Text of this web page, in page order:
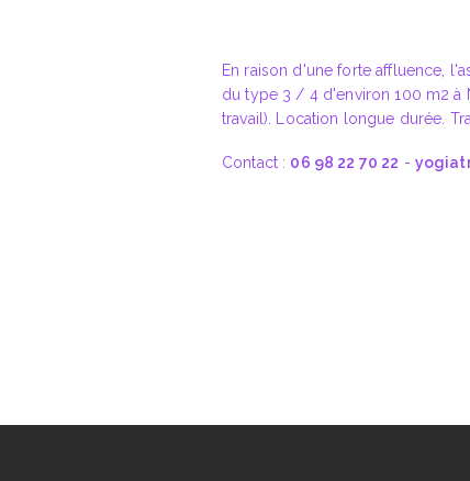
En raison d'une forte affluence,
du type 3 / 4 d'environ 100 m2 à
travail). Location longue durée.
Contact : 06 98 22 70 22 -